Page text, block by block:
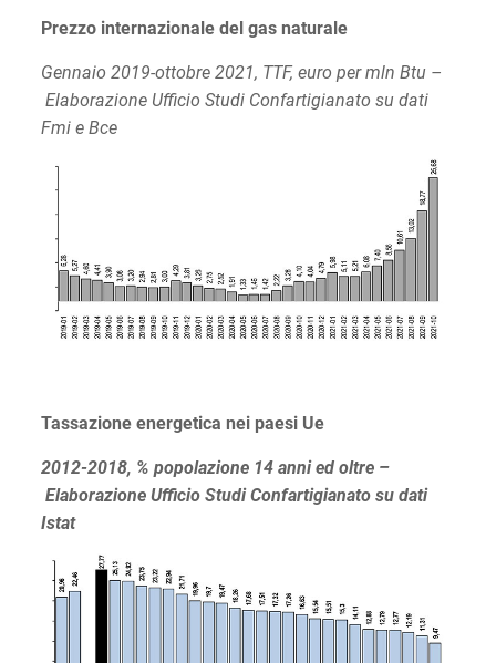
Prezzo internazionale del gas naturale
Gennaio 2019-ottobre 2021, TTF, euro per mln Btu –
Elaborazione Ufficio Studi Confartigianato su dati
Fmi e Bce
Tassazione energetica nei paesi Ue
2012-2018, % popolazione 14 anni ed oltre –
Elaborazione Ufficio Studi Confartigianato su dati
Istat